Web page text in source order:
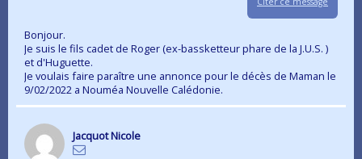
Bonjour.
Je suis le fils cadet de Roger (ex-bassketteur phare de la J.U.S. )
et d'Huguette.
Je voulais faire paraître une annonce pour le décès de Maman le
9/02/2022 a Nouméa Nouvelle Calédonie.
Jacquot Nicole